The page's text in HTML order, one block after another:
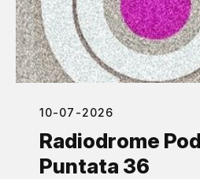
10-07-2026
Radiodrome
Puntata 36